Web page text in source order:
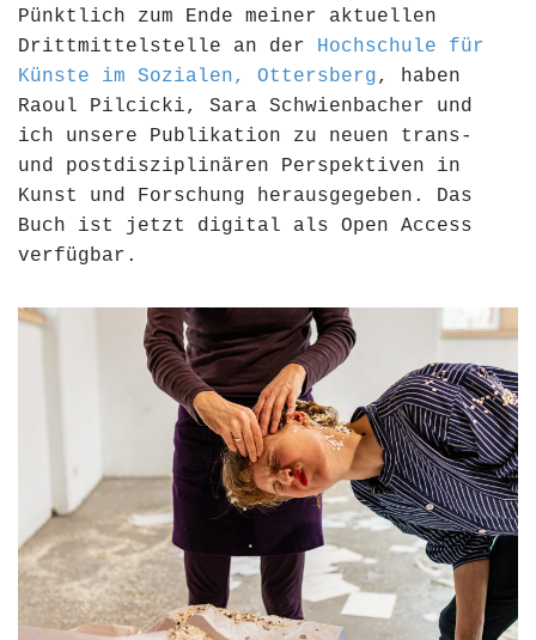
Pünktlich zum Ende meiner aktuellen
Drittmittelstelle an der Hochschule für
Künste im Sozialen, Ottersberg, haben
Raoul Pilcicki, Sara Schwienbacher und
ich unsere Publikation zu neuen trans-
und postdisziplinären Perspektiven in
Kunst und Forschung herausgegeben. Das
Buch ist jetzt digital als Open Access
verfügbar.